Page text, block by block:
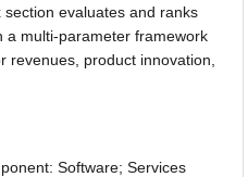
evaluates and ranks
a multi-parameter framework
revenues, product innovation,
Software; Services